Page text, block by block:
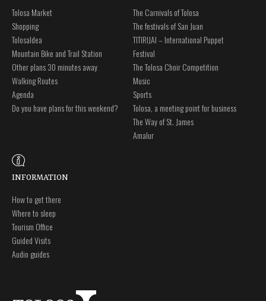
Tolosa Market
Shopping
Tolosaldea
Mountain Bike and Trail Station
Other plans 30 minutes away
Walking Routes
Agenda
Do you have plans for this weekend?
The Carnivals of Tolosa
The festivals of San Juan
TITIRIJAI – International Puppet
Festival
The Tolosa Choir Competition
Music
Sports
Tolosa, a meeting point for business
The Way of St. James
Amalur
INFORMATION
How to get there
Where to sleep
Tourism Office
Guided Visits
Audio guides